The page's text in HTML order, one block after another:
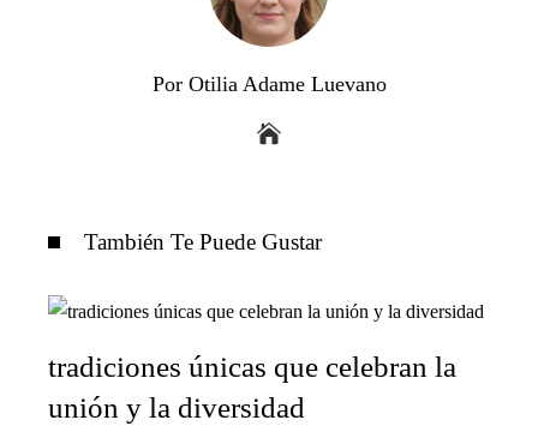
Por Otilia Adame Luevano
También Te Puede Gustar
tradiciones únicas que celebran la
unión y la diversidad